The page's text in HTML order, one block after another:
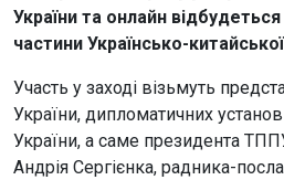
України та онлайн відбудеться
частини Українсько-
Участь у заході візьмуть
України, дипломатичних
України, а саме президента
Андрія Сергієнка, радника-